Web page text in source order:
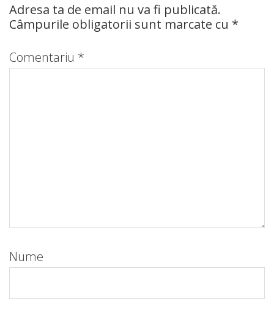
Adresa ta de email nu va fi publicată.
Câmpurile obligatorii sunt marcate cu *
Comentariu *
Nume